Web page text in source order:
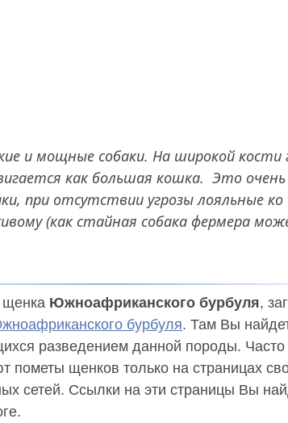
и мощные собаки. На широкой кости
как большая кошка. Это очень
при отсутствии угрозы лояльные ко
(как стайная собака фермера
Южноафриканского бурбуля,
бурбуля. Там Вы
разведением данной породы. Часто
пометы щенков только на страницах
сетей. Ссылки на эти страницы Вы